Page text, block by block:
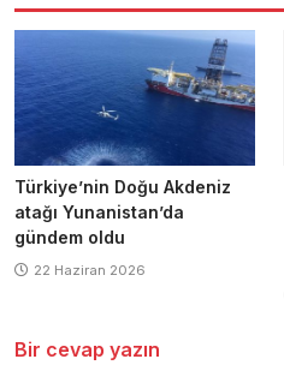
Türkiye’nin Doğu Akdeniz
atağı Yunanistan’da
gündem oldu
22 Haziran 2026
Bir cevap yazın